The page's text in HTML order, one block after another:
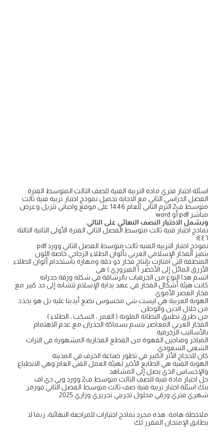
اسئلة اختبار فتري مادة التربية الفنية للصف الثالث المتوسط الفترة
الفصل الدراسي الثاني مع الاجابة تحميل نموذج اختبار تربية فنية ثالث
متوسط ف2 الترم الثاني للعام 1446 على موقع واجباتي تنزيل وعرض
مباشر pdf أو word
ويشمل الاختبار النصف النهائي على التالي:
نماذج اختبار فنية ثالث متوسط الفصل الثاني الفترة الأولى الثانية الثالثة
١٤٤٦
نموذج اختبار التربيه الفنيه ثالث متوسط الفصل الثاني وورد pdf
يتميز الفخار الإسلامي العربي بألوان الطلاء الزجاجي خاصة اللون
المنطقة التي امتازت بإنتاج فخار ذو دقة ومهارة باستخدام ألوان الطلاء
الأزرق المائل إلى الأخضر ( الفيروزي ) هي
اتسم هذا النوع من الخزفيات بالرشاقة في شكله ورقة جدرانه
كانت هيئة أشكال الفخار في عهد بداية الإسلام تتشابه إلى حد كبير مع
فخار العصر الأموي
الهوية العربية هي ليست شي محسوس نضع أيدينا عليه بل هو يحدد
من خلال الدين والوطن
من طرق تطبيق البطانة الملونة ( الغمر ، السكب ، الطلاء )
الفخار العربي المعاصر يتسم بسماكة الجدران مع عدم الاهتمام
بالأساليب الزخرفية
المباخر وفناجين القهوة من القطع الفخارية المشهورة في التراث
الشعبي السعودي
كان للحجاج الأثر الكبير في تطور صناعة الخزف في المدينة
الهوية الفنية هي الطابع الأخير لهيئة العمل الفني العام وهي الانطباع
والإحساس الذي يصل إلى المشاهد
حل اختبار مادة فنية للصف الثالث متوسط ف2 وورد وبي دي اف
بنك اسئلة اختبار تربية فنية صف ثالث متوسط الفصل الثاني فورمز
شهري فتري ورقي محلول تجريبي تحريري وزاري 2025
ملاحظة هامة: هذه مجرد نماذج اختبارات للمراجعة النهائية، ربما لا
يطابق الإمتحان المقرر لك